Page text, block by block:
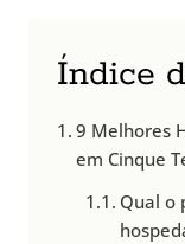
Índice
9 Melhores
em Cinque
Qual o